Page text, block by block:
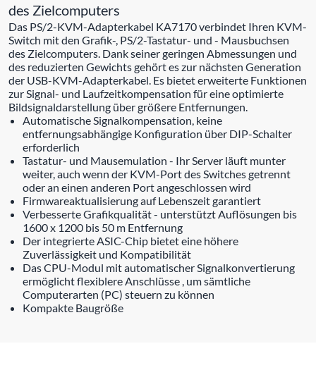
des Zielcomputers
Das PS/2-KVM-Adapterkabel KA7170 verbindet Ihren KVM-
Switch mit den Grafik-, PS/2-Tastatur- und - Mausbuchsen
des Zielcomputers. Dank seiner geringen Abmessungen und
des reduzierten Gewichts gehört es zur nächsten Generation
der USB-KVM-Adapterkabel. Es bietet erweiterte Funktionen
zur Signal- und Laufzeitkompensation für eine optimierte
Bildsignaldarstellung über größere Entfernungen.
Automatische Signalkompensation, keine
entfernungsabhängige Konfiguration über DIP-Schalter
erforderlich
Tastatur- und Mausemulation - Ihr Server läuft munter
weiter, auch wenn der KVM-Port des Switches getrennt
oder an einen anderen Port angeschlossen wird
Firmwareaktualisierung auf Lebenszeit garantiert
Verbesserte Grafikqualität - unterstützt Auflösungen bis
1600 x 1200 bis 50 m Entfernung
Der integrierte ASIC-Chip bietet eine höhere
Zuverlässigkeit und Kompatibilität
Das CPU-Modul mit automatischer Signalkonvertierung
ermöglicht flexiblere Anschlüsse , um sämtliche
Computerarten (PC) steuern zu können
Kompakte Baugröße